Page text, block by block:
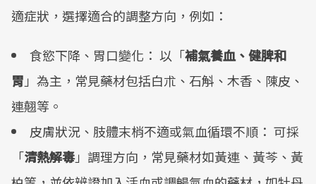
適症狀，選擇適合的調整方向，例如：
食慾下降、胃口變化： 以「補氣養血、健脾和
胃 」為主，常見藥材包括白朮、石斛、木香、陳皮、
連翹等。
皮膚狀況、肢體末梢不適或氣血循環不順： 可採
「清熱解毒」調理方向，常見藥材如黃連、黃芩、黃